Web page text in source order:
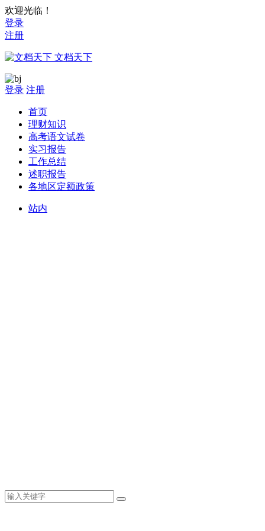
欢迎光临！
登录
注册
文档天下
登录 注册
首页
理财知识
高考语文试卷
实习报告
工作总结
述职报告
各地区定额政策
站内